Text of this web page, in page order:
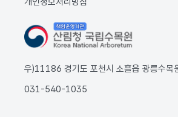
우)11186 경기도 포천시 소흘읍 광릉수목
031-540-1035